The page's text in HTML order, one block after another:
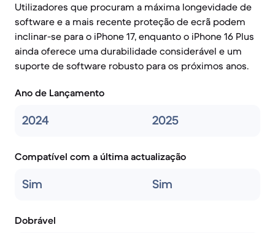
Utilizadores que procuram a máxima longevidade de
software e a mais recente proteção de ecrã podem
inclinar-se para o iPhone 17, enquanto o iPhone 16 Plus
ainda oferece uma durabilidade considerável e um
suporte de software robusto para os próximos anos.
Ano de Lançamento
2024 2025
Compatível com a última actualização
Sim Sim
Dobrável